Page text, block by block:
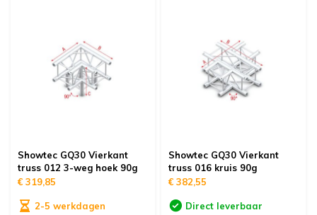
Showtec GQ30 Vierkant
truss 012 3-weg hoek 90g
€ 319,85
2-5 werkdagen
Showtec GQ30 Vierkant
truss 016 kruis 90g
€ 382,55
Direct leverbaar